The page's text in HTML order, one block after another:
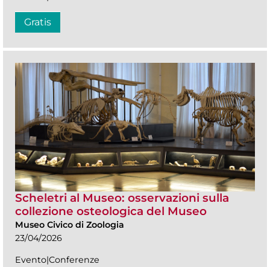
Gratis
Scheletri al Museo: osservazioni sulla
collezione osteologica del Museo
Museo Civico di Zoologia
23/04/2026
Evento|Conferenze